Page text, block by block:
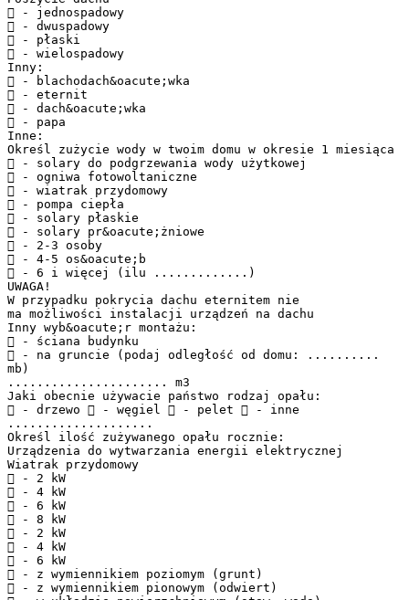
 - jednospadowy
 - dwuspadowy
 - płaski
 - wielospadowy
Inny:
 - blachodach&oacute;wka
 - eternit
 - dach&oacute;wka
 - papa
Inne:
Określ zużycie wody w twoim domu w okresie 1 miesiąca
 - solary do podgrzewania wody użytkowej
 - ogniwa fotowoltaniczne
 - wiatrak przydomowy
 - pompa ciepła
 - solary płaskie
 - solary pr&oacute;żniowe
 - 2-3 osoby
 - 4-5 os&oacute;b
 - 6 i więcej (ilu .............)
UWAGA!
W przypadku pokrycia dachu eternitem nie
ma możliwości instalacji urządzeń na dachu
Inny wyb&oacute;r montażu:
 - ściana budynku
 - na gruncie (podaj odległość od domu: ..........
mb)
...................... m3
Jaki obecnie używacie państwo rodzaj opału:
 - drzewo  - węgiel  - pelet  - inne
....................
Określ ilość zużywanego opału rocznie:
Urządzenia do wytwarzania energii elektrycznej
Wiatrak przydomowy
 - 2 kW
 - 4 kW
 - 6 kW
 - 8 kW
 - 2 kW
 - 4 kW
 - 6 kW
 - z wymiennikiem poziomym (grunt)
 - z wymiennikiem pionowym (odwiert)